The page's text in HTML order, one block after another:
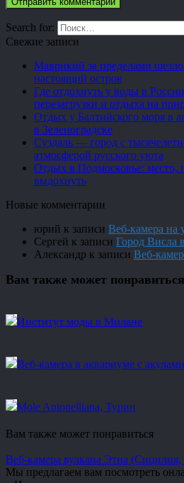
Search for:
Свежие записи
Маврикий за пределами
настоящий остров
Где отдохнуть у воды в
перезагрузки и отдыха на
Отдых у Балтийского моря в
в Зеленоградске
Суздаль — город с
атмосферой русского уюта
Отдых в Подмосковье: место,
выдохнуть
Новые комментарии
юрий к записи Веб-камера на
Сергей к записи Город Висла
Александр к записи Веб-
Вам также может понравиться
Институт моды в Милане
Веб-камера в аквариуме с акулами
Mole Antonelliana, Турин
Вам также может понравиться
Веб-камера вулкана Этна
Мы предлагаем вам посмотреть